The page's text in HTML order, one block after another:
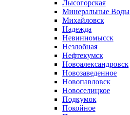
Лысогорская
Минеральные Воды
Михайловск
Надежда
Невинномысск
Незлобная
Нефтекумск
Новоалександровск
Новозаведенное
Новопавловск
Новоселицкое
Подкумок
Покойное